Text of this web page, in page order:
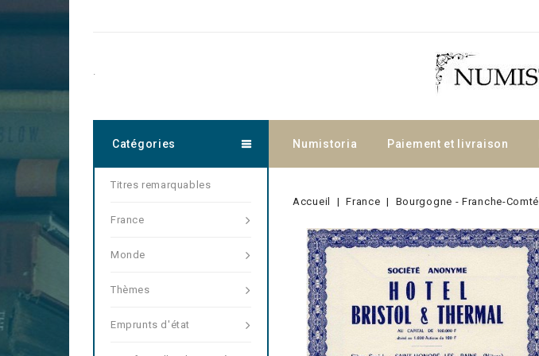
.
Numistoria Paiement et livraison
Catégories
Titres remarquables
France
Monde
Thèmes
Emprunts d'état
Accueil France Bourgogne - Franche-Comté